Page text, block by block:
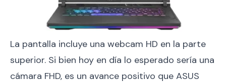
La pantalla incluye una webcam HD en la parte
superior. Si bien hoy en día lo esperado sería una
cámara FHD, es un avance positivo que ASUS